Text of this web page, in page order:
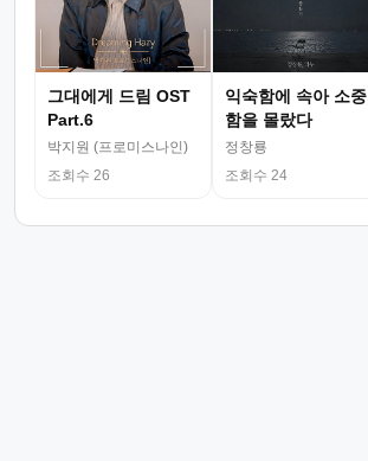
그대에게 드림 OST
Part.6
박지원 (프로미스나인)
조회수 26
익숙함에 속아 소중
함을 몰랐다
정창룡
조회수 24